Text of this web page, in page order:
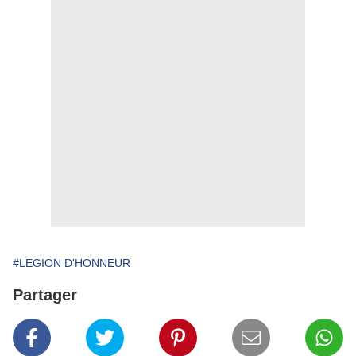
#LEGION D'HONNEUR
Partager